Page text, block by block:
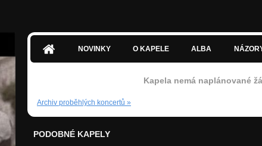
NOVINKY O KAPELE ALBA
Kapela nemá naplánované
Archiv proběhlých koncertů »
PODOBNÉ KAPELY